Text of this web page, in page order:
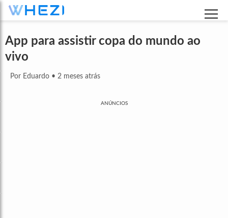
App para assistir copa do mundo ao
vivo
Por Eduardo • 2 meses atrás
ANÚNCIOS